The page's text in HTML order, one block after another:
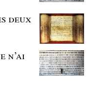
deux
n’ai